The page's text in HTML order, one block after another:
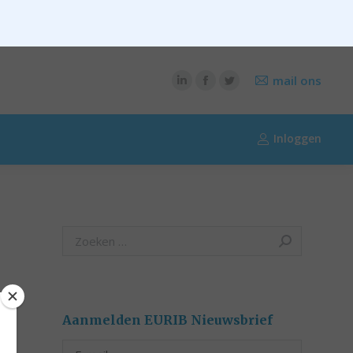
mail ons
Inloggen
Search:
Aanmelden EURIB Nieuwsbrief